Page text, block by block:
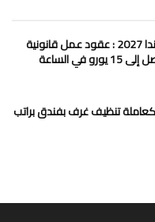
العمل الموسمي في فنلندا 2027 : عقود عمل قانونية
الساعة
عقد عمل في كندا 2026 كعاملة تنظيف غرف بفندق براتب